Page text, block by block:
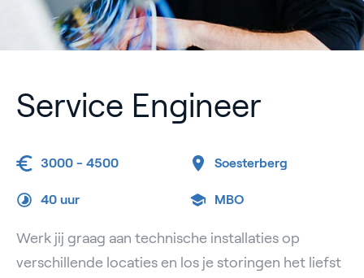
Service Engineer
3000 - 4500 Soesterberg
40 uur MBO
Werk jij graag aan technische installaties op
verschillende locaties en los je storingen het liefst